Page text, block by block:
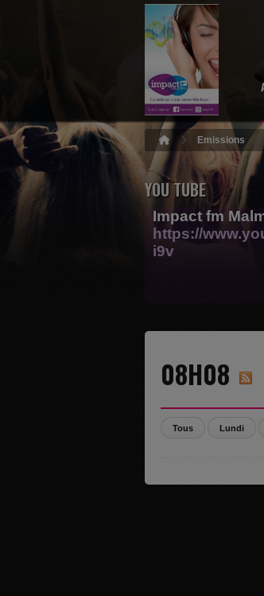
Emissions
YOU TUBE
Impact fm
https://
i9v
08H08
Tous Lundi